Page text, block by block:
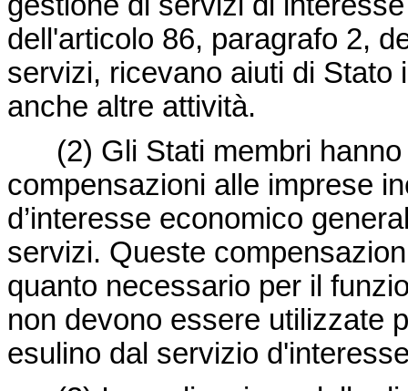
dell'articolo 86, paragrafo 2,
servizi, ricevano aiuti di Stato
anche altre attività.
(2) Gli Stati membri
compensazioni alle imprese
d’interesse economico
servizi. Queste
quanto necessario per il
non devono essere utilizzate
esulino dal servizio